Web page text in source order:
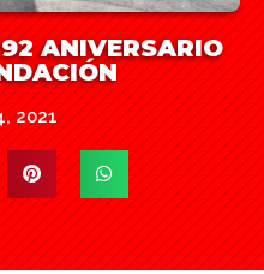
ANIVERSARIO
2021